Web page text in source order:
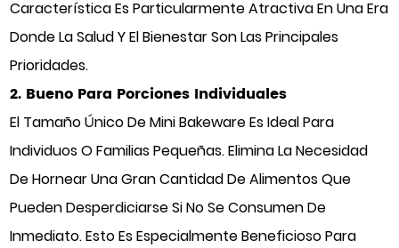
Característica Es Particularmente Atractiva En Una Era
Donde La Salud Y El Bienestar Son Las Principales
Prioridades.
2. Bueno Para Porciones Individuales
El Tamaño Único De Mini Bakeware Es Ideal Para
Individuos O Familias Pequeñas. Elimina La Necesidad
De Hornear Una Gran Cantidad De Alimentos Que
Pueden Desperdiciarse Si No Se Consumen De
Inmediato. Esto Es Especialmente Beneficioso Para